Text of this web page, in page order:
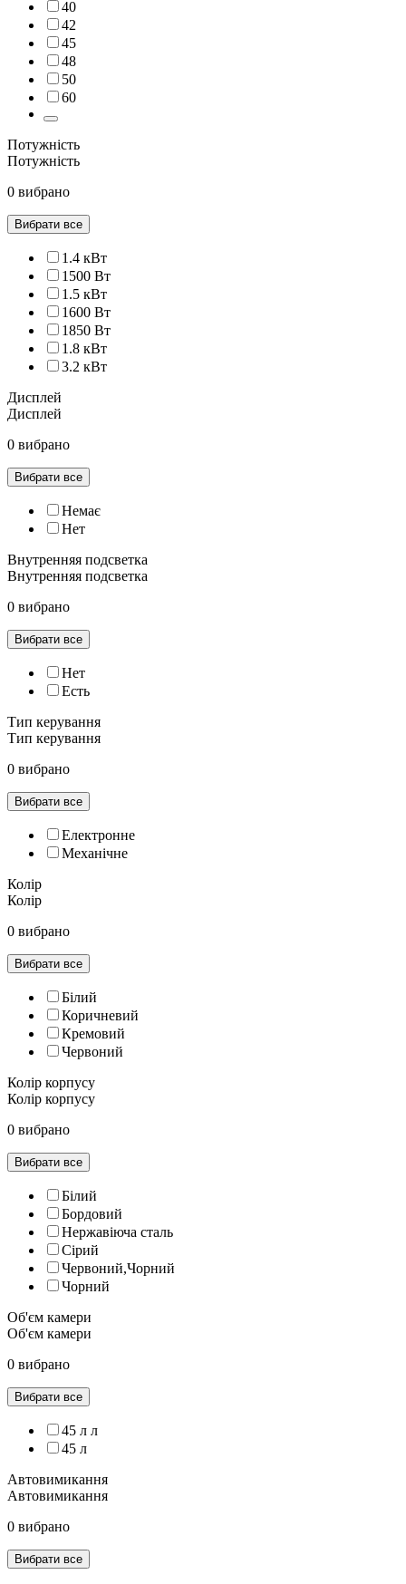
40
42
45
48
50
60
Потужність
Потужність
0 вибрано
Вибрати все
1.4 кВт
1500 Вт
1.5 кВт
1600 Вт
1850 Вт
1.8 кВт
3.2 кВт
Дисплей
Дисплей
0 вибрано
Вибрати все
Немає
Нет
Внутренняя подсветка
Внутренняя подсветка
0 вибрано
Вибрати все
Нет
Есть
Тип керування
Тип керування
0 вибрано
Вибрати все
Електронне
Механічне
Колір
Колір
0 вибрано
Вибрати все
Білий
Коричневий
Кремовий
Червоний
Колір корпусу
Колір корпусу
0 вибрано
Вибрати все
Білий
Бордовий
Нержавіюча сталь
Сірий
Червоний,Чорний
Чорний
Об'єм камери
Об'єм камери
0 вибрано
Вибрати все
45 л л
45 л
Автовимикання
Автовимикання
0 вибрано
Вибрати все